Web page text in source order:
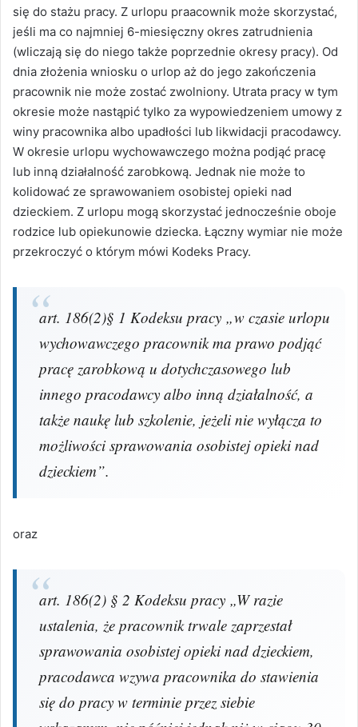
się do stażu pracy. Z urlopu praacownik może skorzystać,
jeśli ma co najmniej 6-miesięczny okres zatrudnienia
(wliczają się do niego także poprzednie okresy pracy). Od
dnia złożenia wniosku o urlop aż do jego zakończenia
pracownik nie może zostać zwolniony. Utrata pracy w tym
okresie może nastąpić tylko za wypowiedzeniem umowy z
winy pracownika albo upadłości lub likwidacji pracodawcy.
W okresie urlopu wychowawczego można podjąć pracę
lub inną działalność zarobkową. Jednak nie może to
kolidować ze sprawowaniem osobistej opieki nad
dzieckiem. Z urlopu mogą skorzystać jednocześnie oboje
rodzice lub opiekunowie dziecka. Łączny wymiar nie może
przekroczyć o którym mówi Kodeks Pracy.
art. 186(2)§ 1 Kodeksu pracy „w czasie urlopu
wychowawczego pracownik ma prawo podjąć
pracę zarobkową u dotychczasowego lub
innego pracodawcy albo inną działalność, a
także naukę lub szkolenie, jeżeli nie wyłącza to
możliwości sprawowania osobistej opieki nad
dzieckiem”.
oraz
art. 186(2) § 2 Kodeksu pracy „W razie
ustalenia, że pracownik trwale zaprzestał
sprawowania osobistej opieki nad dzieckiem,
pracodawca wzywa pracownika do stawienia
się do pracy w terminie przez siebie